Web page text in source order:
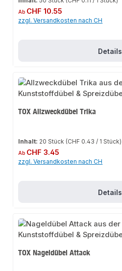
Regulärer Preis:
Ab CHF 10.55
zzgl. Versandkosten nach CH
Details
TOX Allzweckdübel Trika
Inhalt: 20 Stück (CHF 0.43 / 1 Stück)
Regulärer Preis:
Ab CHF 3.45
zzgl. Versandkosten nach CH
Details
TOX Nageldübel Attack